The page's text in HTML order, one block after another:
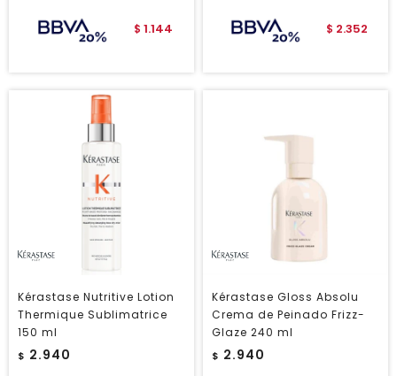
$ 1.144 $ 2.352
Kérastase Nutritive Lotion
Thermique Sublimatrice
150 ml
$ 2.940
Kérastase Gloss Absolu
Crema de Peinado Frizz-
Glaze 240 ml
$ 2.940